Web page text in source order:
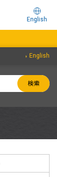
English
English
検索